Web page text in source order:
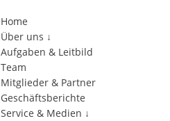
Home
Über uns ↓
Aufgaben & Leitbild
Team
Mitglieder & Partner
Geschäftsberichte
Service & Medien ↓